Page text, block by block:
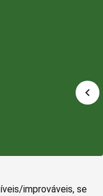
improváveis, se